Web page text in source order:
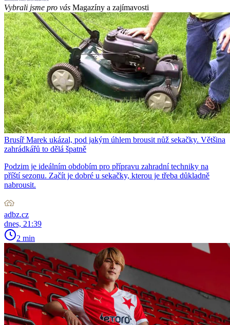
Vybrali jsme pro vás Magazíny a zajímavosti
Brusíř Marek ukázal, pod jakým úhlem brousit nůž sekačky. Většina
zahrádkářů to dělá špatně
Podzim je ideálním obdobím pro přípravu zahradní techniky na
příští sezonu. Začít je dobré u sekačky, kterou je třeba důkladně
nabrousit.
adbz.cz
dnes, 21:39
2 min